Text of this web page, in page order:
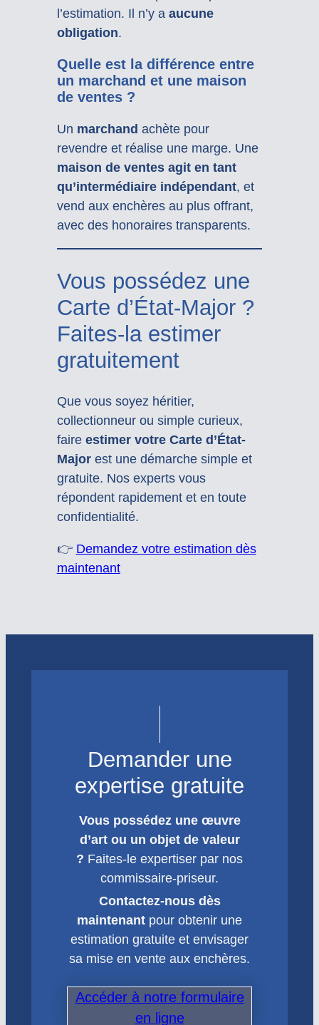
l’estimation. Il n’y a aucune
obligation.
Quelle est la différence entre
un marchand et une maison
de ventes ?
Un marchand achète pour
revendre et réalise une marge. Une
maison de ventes agit en tant
qu’intermédiaire indépendant, et
vend aux enchères au plus offrant,
avec des honoraires transparents.
Vous possédez une
Carte d’État-Major ?
Faites-la estimer
gratuitement
Que vous soyez héritier,
collectionneur ou simple curieux,
faire estimer votre Carte d’État-
Majorest une démarche simple et
gratuite. Nos experts vous
répondent rapidement et en toute
confidentialité.
👉 Demandez votre estimation dès
maintenant
Demander une
expertise gratuite
Vous possédez une œuvre
d’art ou un objet de valeur
? Faites-le expertiser par nos
commissaire-priseur.
Contactez-nous dès
maintenant pour obtenir une
estimation gratuite et envisager
sa mise en vente aux enchères.
Accéder à notre formulaire
en ligne